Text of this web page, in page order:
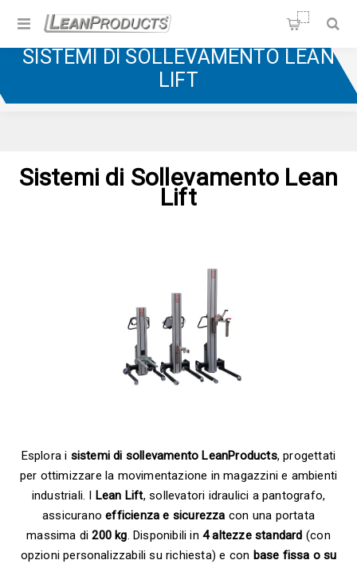
Soluzioni per la Lean
Manufacturing
Home Sistemi di Sollevamento /
SISTEMI DI SOLLEVAMENTO LEAN
LIFT
Sistemi di Sollevamento Lean
Lift
Esplora i sistemi di sollevamento LeanProducts, progettati
per ottimizzare la movimentazione in magazzini e ambienti
industriali. I Lean Lift, sollevatori idraulici a pantografo,
assicuranoefficienza e sicurezza con una portata
massima di200 kg. Disponibili in4 altezze standard (con
opzioni personalizzabili su richiesta) e con base fissa o su